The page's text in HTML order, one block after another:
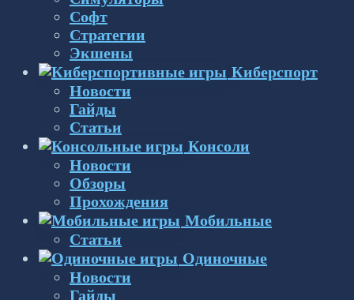
Софт
Стратегии
Экшены
Киберспорт
Новости
Гайды
Статьи
Консоли
Новости
Обзоры
Прохождения
Мобильные
Статьи
Одиночные
Новости
Гайды